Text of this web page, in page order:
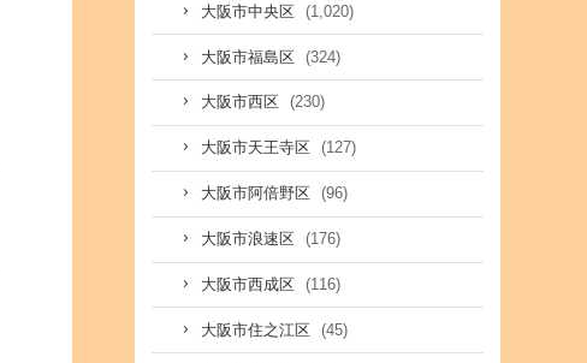
大阪市中央区 (1,020)
大阪市福島区 (324)
大阪市西区 (230)
大阪市天王寺区 (127)
大阪市阿倍野区 (96)
大阪市浪速区 (176)
大阪市西成区 (116)
大阪市住之江区 (45)